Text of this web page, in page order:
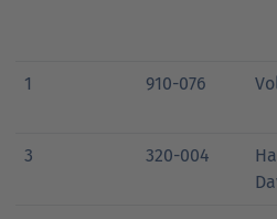
1 910-076
3 320-004